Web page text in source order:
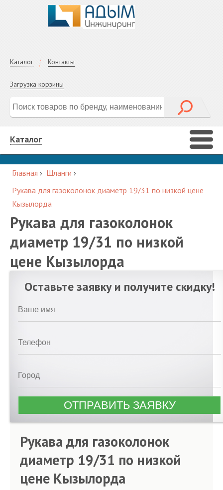
Каталог Контакты
Загрузка корзины
Каталог
Главная › Шланги ›
Рукава для газоколонок диаметр 19/31 по низкой цене
Кызылорда
Рукава для газоколонок
диаметр 19/31 по низкой
цене Кызылорда
Оставьте заявку и получите скидку!
Рукава для газоколонок
диаметр 19/31 по низкой
цене Кызылорда